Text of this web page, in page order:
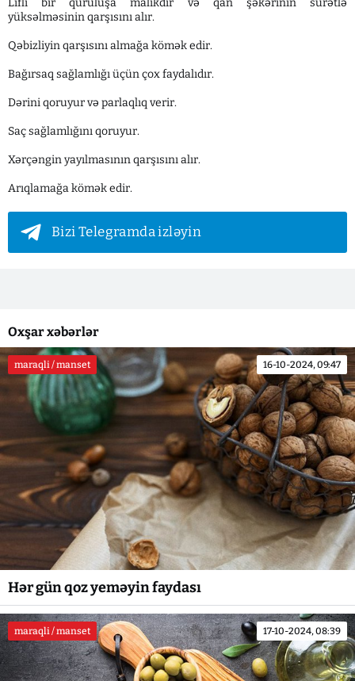
yüksəlməsinin qarşısını alır.
Qəbizliyin qarşısını almağa kömək edir.
Bağırsaq sağlamlığı üçün çox faydalıdır.
Dərini qoruyur və parlaqlıq verir.
Saç sağlamlığını qoruyur.
Xərçəngin yayılmasının qarşısını alır.
Arıqlamağa kömək edir.
Bizi Telegramda izləyin
Oxşar xəbərlər
maraqli / manset 16-10-2024, 09:47
Hər gün qoz yeməyin faydası
maraqli / manset 17-10-2024, 08:39